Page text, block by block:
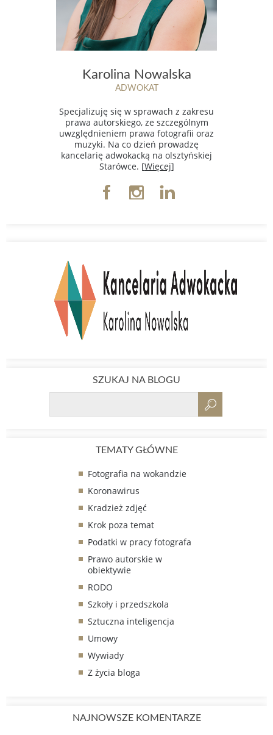
Karolina Nowalska
ADWOKAT
Specjalizuję się w sprawach z zakresu
prawa autorskiego, ze szczególnym
uwzględnieniem prawa fotografii oraz
muzyki. Na co dzień prowadzę
kancelarię adwokacką na olsztyńskiej
Starówce. [Więcej]
SZUKAJ NA BLOGU
TEMATY GŁÓWNE
Fotografia na wokandzie
Koronawirus
Kradzież zdjęć
Krok poza temat
Podatki w pracy fotografa
Prawo autorskie w
obiektywie
RODO
Szkoły i przedszkola
Sztuczna inteligencja
Umowy
Wywiady
Z życia bloga
NAJNOWSZE KOMENTARZE